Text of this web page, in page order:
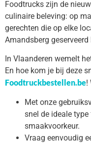
Foodtrucks zijn de
culinaire beleving: op
gerechten die op elke
Amandsberg
In Vlaanderen wemelt
En hoe kom je bij deze
Foodtruckbestellen.be!
Met onze
snel de ideale
smaakvoorkeur.
Vraag eenvoudig